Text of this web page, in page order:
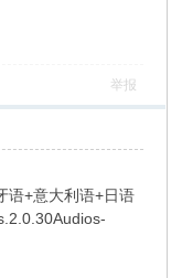
举报
语+意大利语+日语